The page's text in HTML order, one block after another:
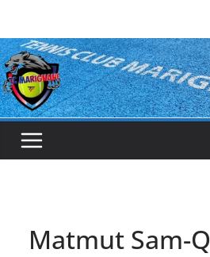
contenu
Matmut Sam-Q